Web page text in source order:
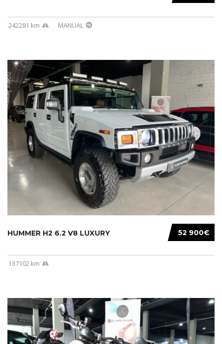
242281 km MANUAL
52 900€
HUMMER H2 6.2 V8 LUXURY
137102 km